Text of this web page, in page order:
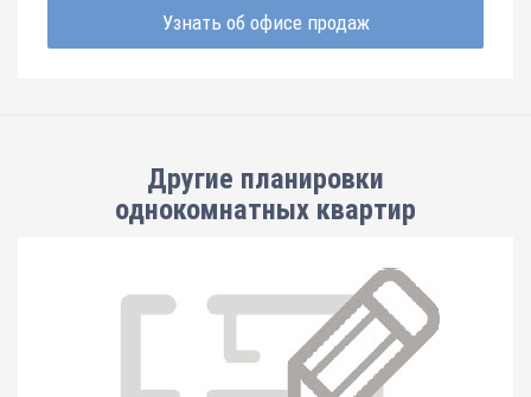
Узнать об офисе продаж
Другие планировки
однокомнатных квартир